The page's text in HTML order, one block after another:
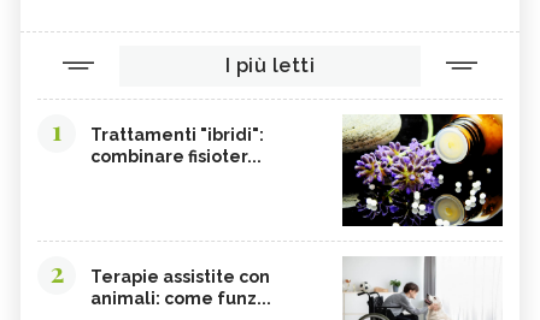
I più letti
1
Trattamenti "ibridi":
combinare fisioter...
2
Terapie assistite con
animali: come funz...